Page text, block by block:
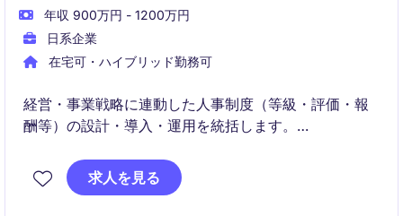
年収 900万円 - 1200万円
日系企業
在宅可・ハイブリッド勤務可
経営・事業戦略に連動した人事制度（等級・評価・報
酬等）の設計・導入・運用を統括します。
性向上を両立する仕組みづくりをリードします。
求人を見る